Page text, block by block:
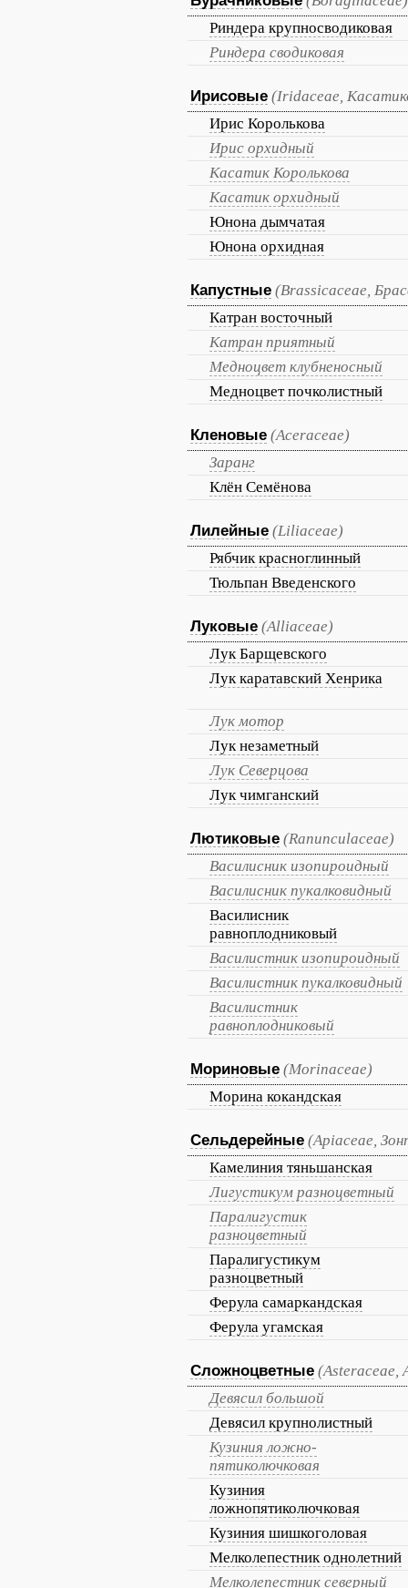
Риндера крупносводиковая
Риндера сводиковая
Ирисовые (Iridaceae,
Ирис Королькова
Ирис орхидный
Касатик Королькова
Касатик орхидный
Юнона дымчатая
Юнона орхидная
Капустные (Brassicaceae,
Катран восточный
Катран приятный
Медноцвет клубненосный
Медноцвет почколистный
Кленовые (Aceraceae)
Заранг
Клён Семёнова
Лилейные (Liliaceae)
Рябчик красноглинный
Тюльпан Введенского
Луковые (Alliaceae)
Лук Барщевского
Лук каратавский Хенрика
Лук мотор
Лук незаметный
Лук Северцова
Лук чимганский
Лютиковые (Ranunculaceae)
Василисник изопироидный
Василисник пукалковидный
Василисник
равноплодниковый
Василистник изопироидный
Василистник пукалковидный
Василистник
равноплодниковый
Мориновые (Morinaceae)
Морина кокандская
Сельдерейные (Apiaceae,
Камелиния тяньшанская
Лигустикум разноцветный
Паралигустик
разноцветный
Паралигустикум
разноцветный
Ферула самаркандская
Ферула угамская
Сложноцветные (Asteraceae,
Девясил большой
Девясил крупнолистный
Кузиния ложно-
пятиколючковая
Кузиния
ложнопятиколючковая
Кузиния шишкоголовая
Мелколепестник однолетний
Мелколепестник северный